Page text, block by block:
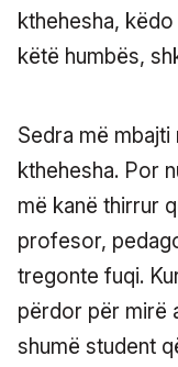
kthehesha,
këtë humbës,
Sedra më
kthehesha. Por
më kanë thirrur
profesor,
tregonte fuqi.
përdor për mirë
shumë student